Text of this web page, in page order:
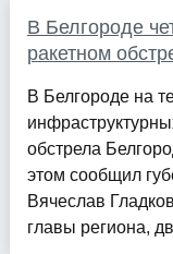
В Белгороде
ракетном
В Белгороде на
обстрела
этом сообщил
Вячеслав
главы региона,